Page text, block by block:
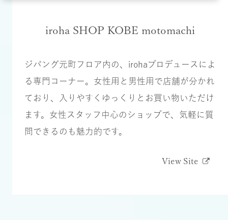
iroha SHOP KOBE motomachi
ジパング元町フロア内の、irohaプロデュースによ
る専門コーナー。女性用と男性用で店舗が分かれ
ており、入りやすくゆっくりとお買い物いただけ
ます。女性スタッフ中心のショップで、気軽に質
問できるのも魅力的です。
View Site